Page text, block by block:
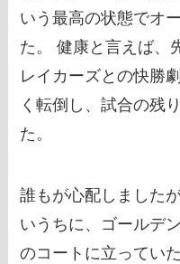
いう最高の状態でオ
た。 健康と言えば、
レイカーズとの快勝
く転倒し、試合の残
た。
誰もが心配しました
いうちに、ゴールデ
のコートに立ってい